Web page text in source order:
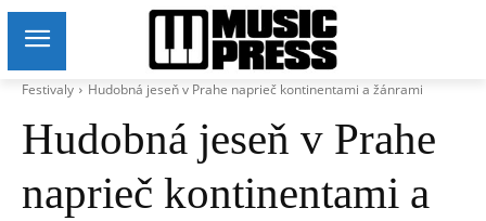
Festivaly Hudobná jeseň v Prahe naprieč kontinentami a žánrami
Hudobná jeseň v Prahe
naprieč kontinentami a